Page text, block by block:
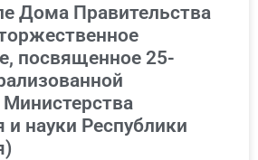
Дома Правительства
посвященное 25-
Министерства
и науки Республики